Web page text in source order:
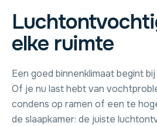
elke ruimte
Een goed binnenklimaat begint
Of je nu last hebt van
condens op ramen of een te
de slaapkamer: de juiste